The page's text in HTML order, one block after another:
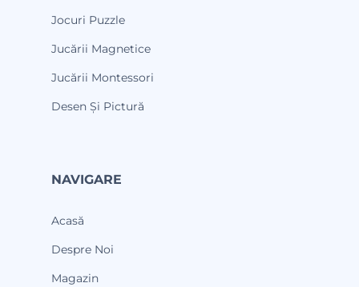
Jocuri Puzzle
Jucării Magnetice
Jucării Montessori
Desen Și Pictură
NAVIGARE
Acasă
Despre Noi
Magazin